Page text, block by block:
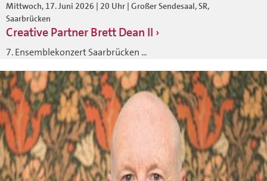
Mittwoch, 17. Juni 2026 | 20 Uhr | Großer Sendesaal, SR,
Saarbrücken
Creative Partner Brett Dean II
7. Ensemblekonzert Saarbrücken ...